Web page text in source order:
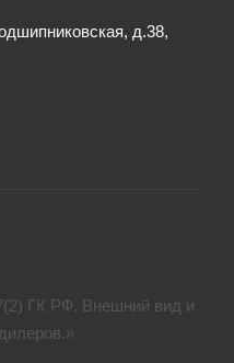
д.38,
ГК РФ. Внешний вид и